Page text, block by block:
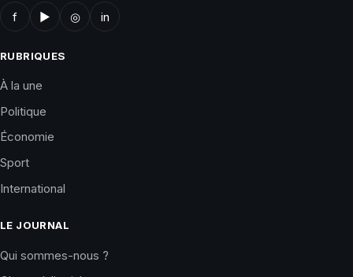
f ▶ ◎ in
RUBRIQUES
À la une
Politique
Économie
Sport
International
LE JOURNAL
Qui sommes-nous ?